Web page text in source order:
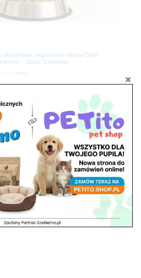
akwariowe Legionowo i Nowy Dwór
– Sklep ZooNemo
Życia Sklepu
akwariowe w ZooNemo – Legionowo i
Dwór Mazowiecki
wracają! Zadbaj o komfort swojego pupila
chłodzącymi ZooNemo
Życia Sklepu
Pet Shop – Internetowy Sklep Zoologiczny
Wszystko Dla Twojego Pupila | ZooNemo